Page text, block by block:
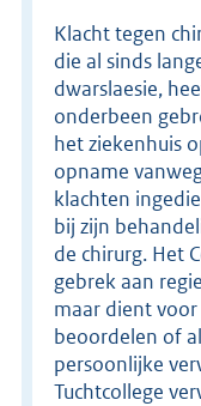
Klacht tegen
die al sinds
dwarslaesie,
onderbeen
het ziekenhuis
opname
klachten
bij zijn
de chirurg. Het
gebrek aan
maar dient
beoordelen of
persoonlijke
Tuchtcollege